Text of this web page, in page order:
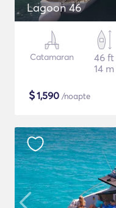
Lagoon 46
Catamaran
46 ft
14 m
$1,590 /noapte